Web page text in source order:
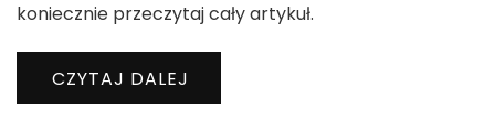
koniecznie przeczytaj cały artykuł.
CZYTAJ DALEJ